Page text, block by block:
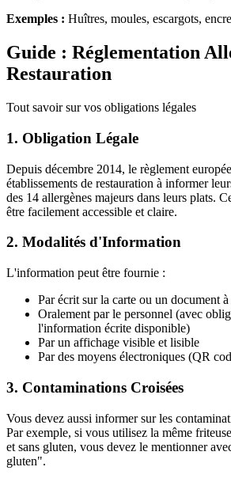
Exemples : Huîtres, moules, escargots,
Guide : Réglementation
Restauration
Tout savoir sur vos obligations légales
1. Obligation Légale
Depuis décembre 2014, le règlement
établissements de restauration à informer
des 14 allergènes majeurs dans leurs plats.
être facilement accessible et claire.
2. Modalités d'Information
L'information peut être fournie :
Par écrit sur la carte ou un document
Oralement par le personnel (avec
l'information écrite disponible)
Par un affichage visible et lisible
Par des moyens électroniques (QR
3. Contaminations Croisées
Vous devez aussi informer sur les
Par exemple, si vous utilisez la même
et sans gluten, vous devez le mentionner
gluten".